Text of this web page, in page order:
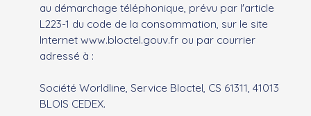
au démarchage téléphonique, prévu par l'article
L223-1 du code de la consommation, sur le site
Internet www.bloctel.gouv.fr ou par courrier
adressé à :
Société Worldline, Service Bloctel, CS 61311, 41013
BLOIS CEDEX.